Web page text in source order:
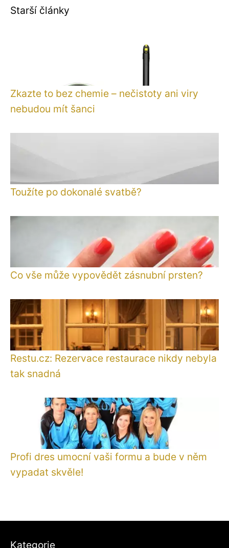
Starší články
Zkazte to bez chemie – nečistoty ani viry
nebudou mít šanci
Toužíte po dokonalé svatbě?
Co vše může vypovědět zásnubní prsten?
Restu.cz: Rezervace restaurace nikdy nebyla
tak snadná
Profi dres umocní vaši formu a bude v něm
vypadat skvěle!
Kategorie